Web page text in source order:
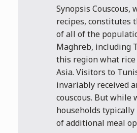
Synopsis
recipes, constitutes
of all of the
Maghreb, including
this region what
Asia. Visitors to
invariably received
couscous. But while
households
of additional meal